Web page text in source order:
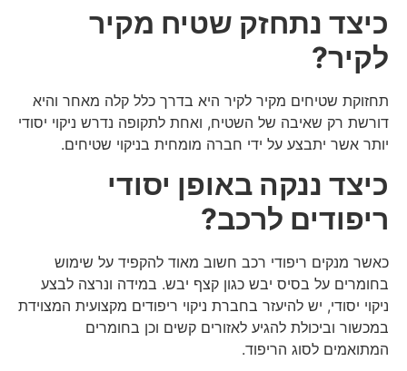
כיצד נתחזק שטיח מקיר
לקיר?
תחזוקת שטיחים מקיר לקיר היא בדרך כלל קלה מאחר והיא
דורשת רק שאיבה של השטיח, ואחת לתקופה נדרש ניקוי יסודי
יותר אשר יתבצע על ידי חברה מומחית בניקוי שטיחים.
כיצד ננקה באופן יסודי
ריפודים לרכב?
כאשר מנקים ריפודי רכב חשוב מאוד להקפיד על שימוש
בחומרים על בסיס יבש כגון קצף יבש. במידה ונרצה לבצע
ניקוי יסודי, יש להיעזר בחברת ניקוי ריפודים מקצועית המצוידת
במכשור וביכולת להגיע לאזורים קשים וכן בחומרים
המתואמים לסוג הריפוד.